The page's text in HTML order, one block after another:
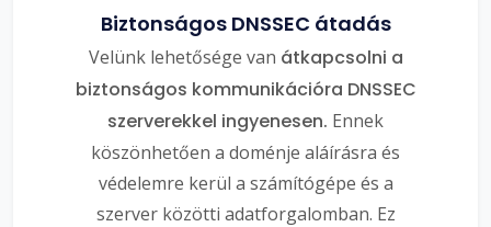
Biztonságos DNSSEC átadás
Velünk lehetősége van átkapcsolni a
biztonságos kommunikációra DNSSEC
szerverekkel ingyenesen. Ennek
köszönhetően a doménje aláírásra és
védelemre kerül a számítógépe és a
szerver közötti adatforgalomban. Ez